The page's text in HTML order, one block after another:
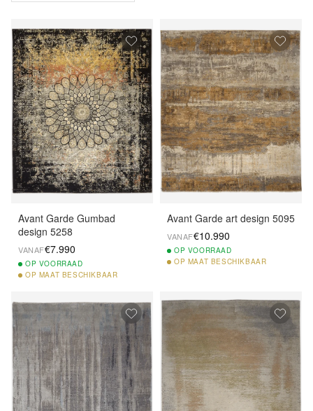
Avant Garde Gumbad
design 5258
VANAF€7.990
OP VOORRAAD
OP MAAT BESCHIKBAAR
Avant Garde art design 5095
VANAF€10.990
OP VOORRAAD
OP MAAT BESCHIKBAAR